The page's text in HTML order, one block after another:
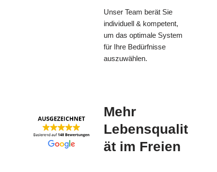
Unser Team berät Sie
individuell & kompetent,
um das optimale System
für Ihre Bedürfnisse
auszuwählen.
Mehr
Lebensqualit
ät im Freien